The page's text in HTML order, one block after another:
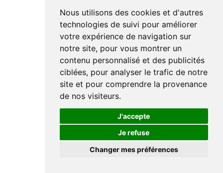
Nous utilisons des cookies et d'autres
technologies de suivi pour améliorer
votre expérience de navigation sur
notre site, pour vous montrer un
contenu personnalisé et des publicités
ciblées, pour analyser le trafic de notre
site et pour comprendre la provenance
de nos visiteurs.
J'accepte
Je refuse
Changer mes préférences